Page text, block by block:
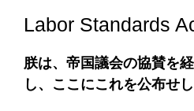
Labor Standards
朕は、帝国議会の協賛を
し、ここにこれを公布せし